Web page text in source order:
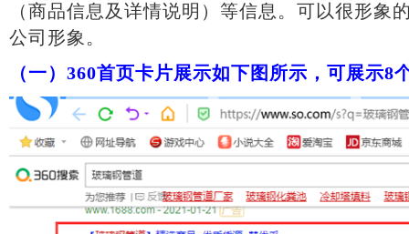
（商品信息及详情说明）等信息 。可以很形象
公司形象。
（一） 360首页卡片展示如下图所示，可展示8